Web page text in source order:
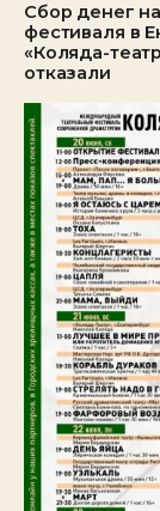
Сбор денег
фестиваля в
«Коляда-
отказали